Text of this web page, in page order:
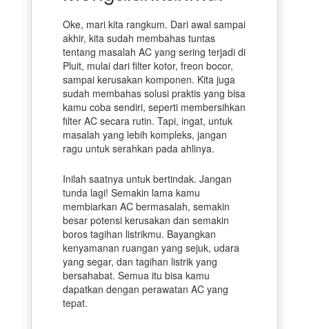
Oke, mari kita rangkum. Dari awal sampai
akhir, kita sudah membahas tuntas
tentang masalah AC yang sering terjadi di
Pluit, mulai dari filter kotor, freon bocor,
sampai kerusakan komponen. Kita juga
sudah membahas solusi praktis yang bisa
kamu coba sendiri, seperti membersihkan
filter AC secara rutin. Tapi, ingat, untuk
masalah yang lebih kompleks, jangan
ragu untuk serahkan pada ahlinya.
Inilah saatnya untuk bertindak. Jangan
tunda lagi! Semakin lama kamu
membiarkan AC bermasalah, semakin
besar potensi kerusakan dan semakin
boros tagihan listrikmu. Bayangkan
kenyamanan ruangan yang sejuk, udara
yang segar, dan tagihan listrik yang
bersahabat. Semua itu bisa kamu
dapatkan dengan perawatan AC yang
tepat.